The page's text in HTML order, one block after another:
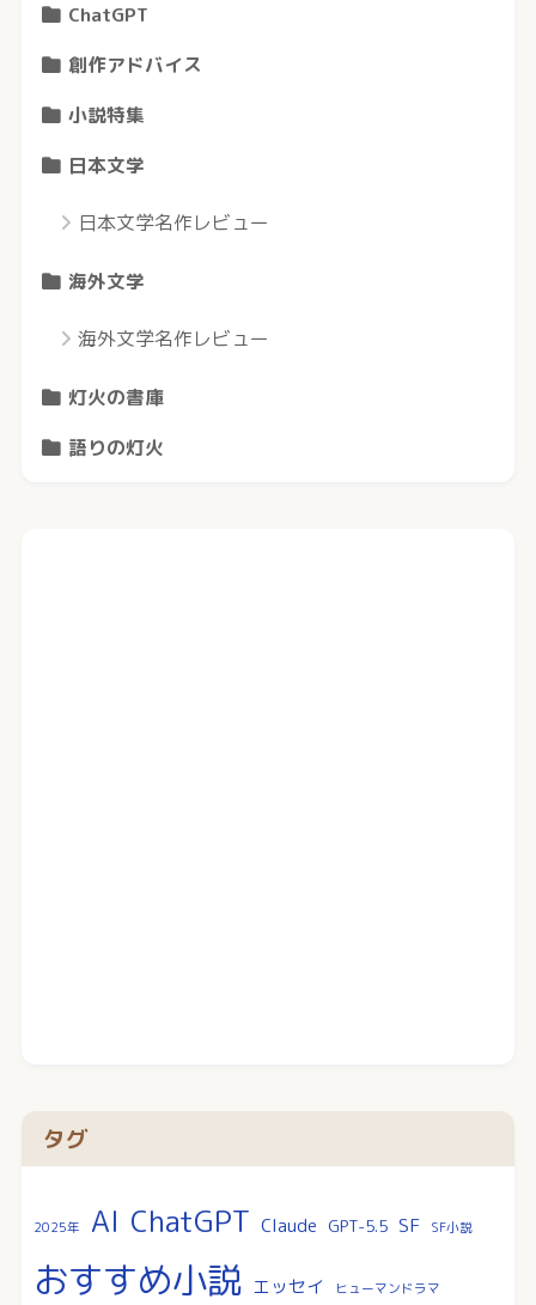
ChatGPT
創作アドバイス
小説特集
日本文学
日本文学名作レビュー
海外文学
海外文学名作レビュー
灯火の書庫
語りの灯火
タグ
2025年 AI ChatGPT Claude GPT-5.5 SF SF小説
おすすめ小説 エッセイ ヒューマンドラマ